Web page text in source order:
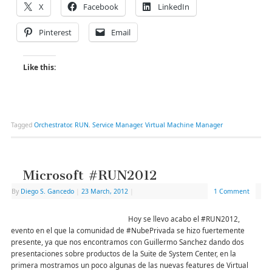
X Facebook LinkedIn
Pinterest Email
Like this:
Tagged Orchestrator, RUN, Service Manager, Virtual Machine Manager
Microsoft #RUN2012
By Diego S. Gancedo 23 March, 2012 1 Comment
Hoy se llevo acabo el #RUN2012,
evento en el que la comunidad de #NubePrivada se hizo fuertemente
presente, ya que nos encontramos con Guillermo Sanchez dando dos
presentaciones sobre productos de la Suite de System Center, en la
primera mostramos un poco algunas de las nuevas features de Virtual